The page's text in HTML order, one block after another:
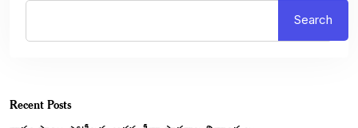
Search
Recent Posts